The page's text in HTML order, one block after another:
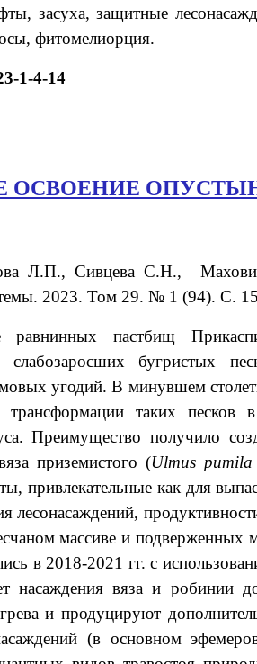
засуха, защитные
фитомелиорция.
1-4-14
ОСВОЕНИЕ
Л.П., СивцеваС.Н.,
2023. Том 29. № 1 (94). С.
равнинных пастбищ
бугристых
угодий. В минувшем
трансформации таких
Преимущество получило
приземистого (Ulmus pumila
привлекательные как для
лесонасаждений,
массиве и
в 2018-2021 гг. с
насаждения вяза и
и продуцируют
(в основном